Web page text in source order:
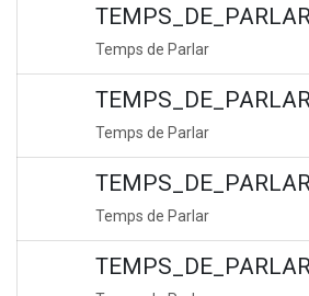
Temps de Parlar
Temps de Parlar
Temps de Parlar